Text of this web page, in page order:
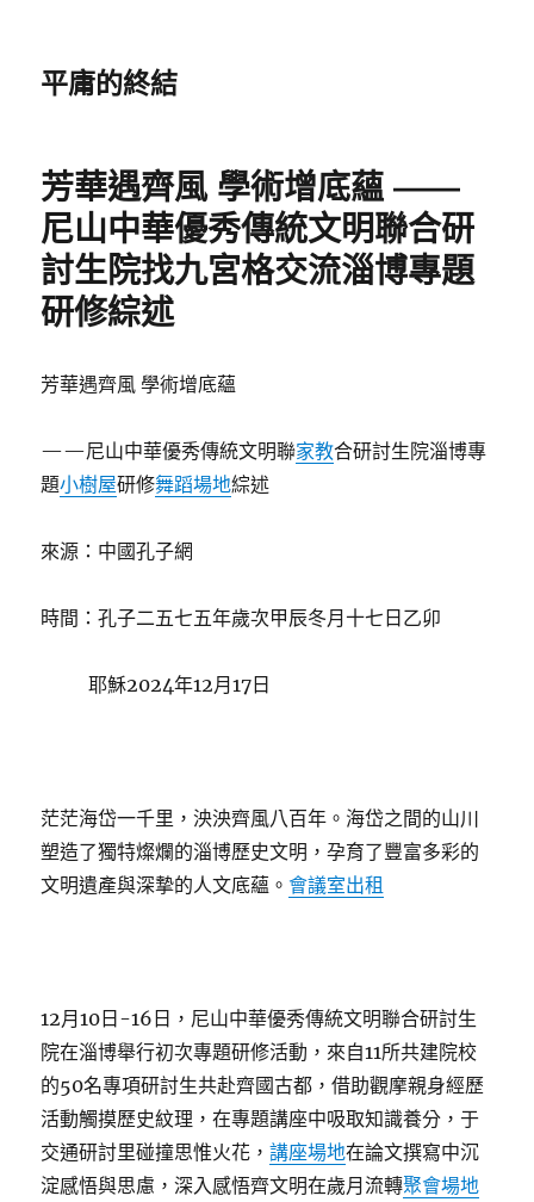
平庸的終結
芳華遇齊風 學術增底蘊 ——
尼山中華優秀傳統文明聯合研
討生院找九宮格交流淄博專題
研修綜述
芳華遇齊風 學術增底蘊
——尼山中華優秀傳統文明聯家教合研討生院淄博專
題小樹屋研修舞蹈場地綜述
來源：中國孔子網
時間：孔子二五七五年歲次甲辰冬月十七日乙卯
耶穌2024年12月17日
茫茫海岱一千里，泱泱齊風八百年。海岱之間的山川
塑造了獨特燦爛的淄博歷史文明，孕育了豐富多彩的
文明遺產與深摯的人文底蘊。會議室出租
12月10日-16日，尼山中華優秀傳統文明聯合研討生
院在淄博舉行初次專題研修活動，來自11所共建院校
的50名專項研討生共赴齊國古都，借助觀摩親身經歷
活動觸摸歷史紋理，在專題講座中吸取知識養分，于
交通研討里碰撞思惟火花，講座場地在論文撰寫中沉
淀感悟與思慮，深入感悟齊文明在歲月流轉聚會場地